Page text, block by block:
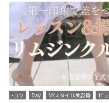
-コツ Day NYスタイル美姿勢
ビ